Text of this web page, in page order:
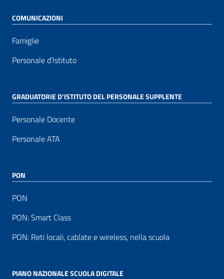
COMUNICAZIONI
Famiglie
Personale d’Istituto
GRADUATORIE D’ISTITUTO DEL PERSONALE SUPPLENTE
Personale Docente
Personale ATA
PON
PON
PON: Smart Class
PON: Reti locali, cablate e wireless, nella scuola
PIANO NAZIONALE SCUOLA DIGITALE